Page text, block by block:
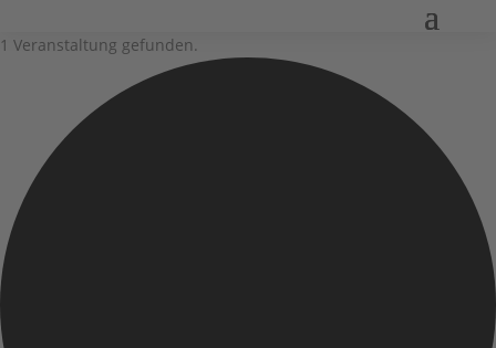
1 Veranstaltung gefunden.